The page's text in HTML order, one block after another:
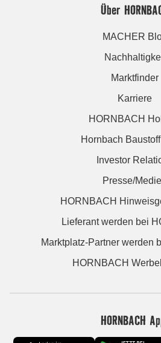
Über
MACHER
Marktfinder
Karriere
HORNBACH
Hornbach
Investor
Presse/
HORNBACH
Lieferant werden bei
Marktplatz-Partner werden
HORNBACH
HORNBACH